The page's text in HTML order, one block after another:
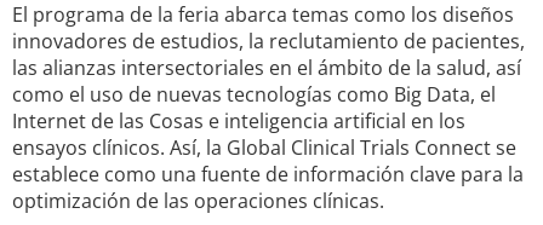
El programa de la feria abarca temas como los diseños
innovadores de estudios, la reclutamiento de pacientes,
las alianzas intersectoriales en el ámbito de la salud, así
como el uso de nuevas tecnologías como Big Data, el
Internet de las Cosas e inteligencia artificial en los
ensayos clínicos. Así, la Global Clinical Trials Connect se
establece como una fuente de información clave para la
optimización de las operaciones clínicas.